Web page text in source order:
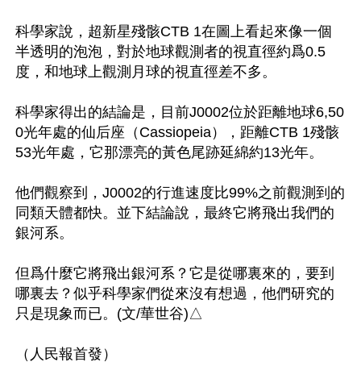
科學家說，超新星殘骸CTB 1在圖上看起來像一個
半透明的泡泡，對於地球觀測者的視直徑約爲0.5
度，和地球上觀測月球的視直徑差不多。
科學家得出的結論是，目前J0002位於距離地球6,50
0光年處的仙后座（Cassiopeia），距離CTB 1殘骸
53光年處，它那漂亮的黃色尾跡延綿約13光年。
他們觀察到，J0002的行進速度比99%之前觀測到的
同類天體都快。並下結論說，最終它將飛出我們的
銀河系。
但爲什麼它將飛出銀河系？它是從哪裏來的，要到
哪裏去？似乎科學家們從來沒有想過，他們研究的
只是現象而已。(文/華世谷)△
（人民報首發）